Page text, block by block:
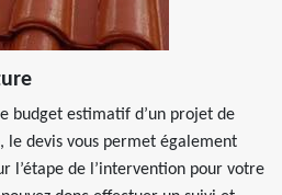
budget estimatif d’un projet de
devis vous permet également
l’étape de l’intervention pour votre